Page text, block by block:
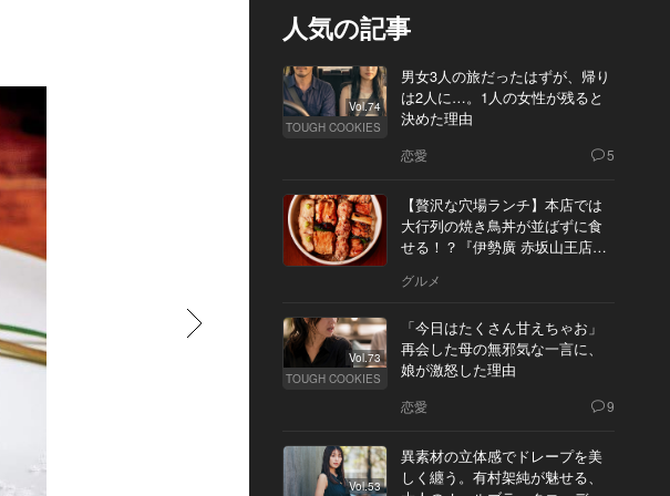
人気の記事
Vol.74
TOUGH COOKIES
男女3人の旅だったはずが、帰り
は2人に…。1人の女性が残ると
決めた理由
恋愛 5
【贅沢な穴場ランチ】本店では
大行列の焼き鳥丼が並ばずに食
せる！？『伊勢廣 赤坂山王店』
グルメ
Vol.73
TOUGH COOKIES
「今日はたくさん甘えちゃお」
再会した母の無邪気な一言に、
娘が激怒した理由
恋愛 9
Vol.53
異素材の立体感でドレープを美
しく纏う。有村架純が魅せる、